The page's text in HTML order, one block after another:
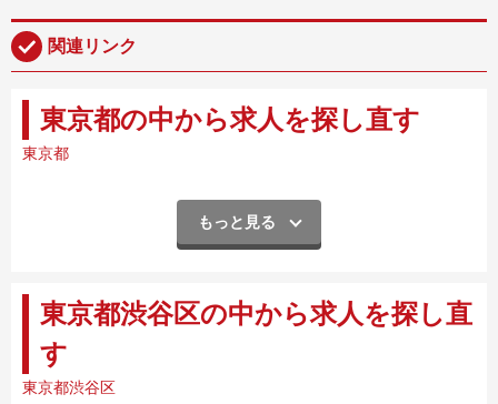
関連リンク
東京都の中から求人を探し直す
東京都
もっと見る
東京都渋谷区の中から求人を探し直
す
東京都渋谷区